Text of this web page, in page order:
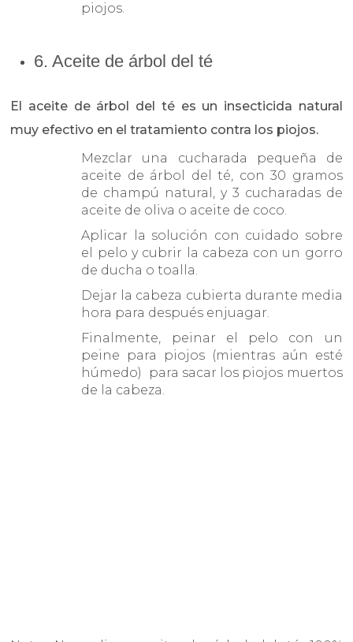
piojos.
6. Aceite de árbol del té
El aceite de árbol del té es un insecticida natural
muy efectivo en el tratamiento contra los piojos.
Mezclar una cucharada pequeña de
aceite de árbol del té, con 30 gramos
de champú natural, y 3 cucharadas de
aceite de oliva o aceite de coco.
Aplicar la solución con cuidado sobre
el pelo y cubrir la cabeza con un gorro
de ducha o toalla.
Dejar la cabeza cubierta durante media
hora para después enjuagar.
Finalmente, peinar el pelo con un
peine para piojos (mientras aún esté
húmedo) para sacar los piojos muertos
de la cabeza.